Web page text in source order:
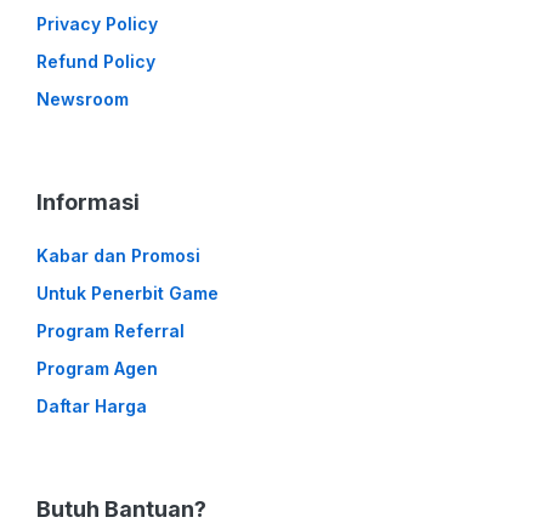
Privacy Policy
Refund Policy
Newsroom
Informasi
Kabar dan Promosi
Untuk Penerbit Game
Program Referral
Program Agen
Daftar Harga
Butuh Bantuan?